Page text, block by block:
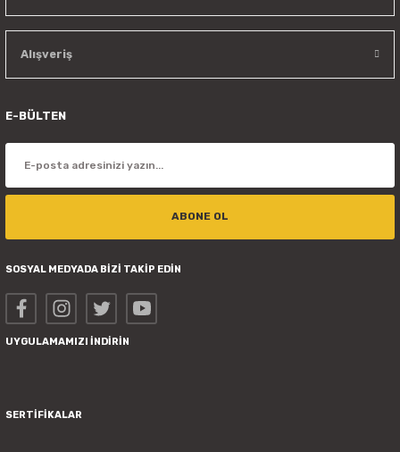
Alışveriş
E-BÜLTEN
ABONE OL
SOSYAL MEDYADA BİZİ TAKİP EDİN
UYGULAMAMIZI İNDİRİN
SERTİFİKALAR